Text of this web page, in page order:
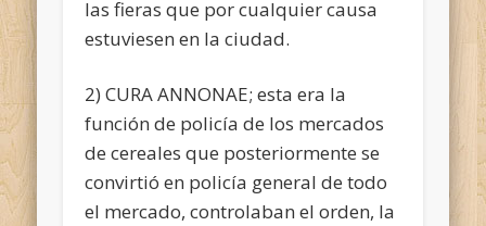
las fieras que por cualquier causa
estuviesen en la ciudad.
2) CURA ANNONAE; esta era la
función de policía de los mercados
de cereales que posteriormente se
convirtió en policía general de todo
el mercado, controlaban el orden, la